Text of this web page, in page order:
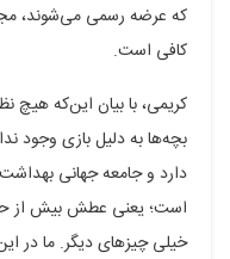
که عرضه رسمی می‌شوند،
کافی است.
کریمی، با بیان این‌که
بچه‌ها به دلیل بازی وجود
دارد و جامعه جهانی بهداشت
است؛ یعنی عطش بیش از حد
خیلی چیزهای دیگر. ما در